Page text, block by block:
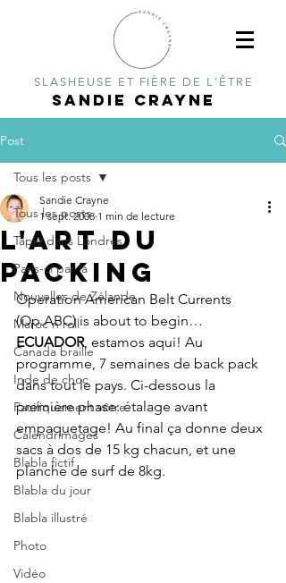
SLASHEUSE ET FIÈRE DE L'ÊTRE
SANDIE CRAYNE
Post
Tous les posts
Tapie dans Londres
Paris-ci par là
Nouvelles de Zélande
Maroc n'roll
Canada braille
Inde de choc
Pacifiquement vôtre
Calendrimages
Blabla fictif
Blabla du jour
Blabla illustré
Photo
Vidéo
Tous les posts
L'art du
packing
Sandie Crayne
1 sept. 2008 1 min de lecture
Operation American Belt Currents
(Op.ABC) is about to begin…
ECUADOR, estamos aqui! Au
programme, 7 semaines de back pack
dans tout le pays. Ci-dessous la
première phase: étalage avant
empaquetage! Au final ça donne deux
sacs à dos de 15 kg chacun, et une
planche de surf de 8kg.